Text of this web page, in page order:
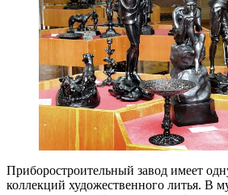
Приборостроительный завод имеет
коллекций художественного литья. В